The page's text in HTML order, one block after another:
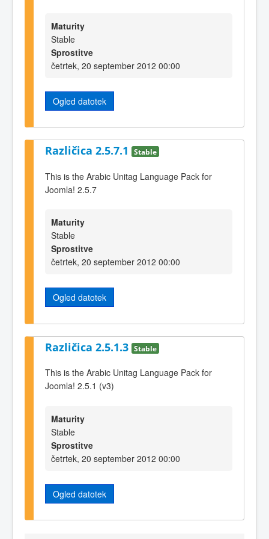
Maturity
Stable
Sprostitve
četrtek, 20 september 2012 00:00
Ogled datotek
Različica 2.5.7.1 Stable
This is the Arabic Unitag Language Pack for
Joomla! 2.5.7
Maturity
Stable
Sprostitve
četrtek, 20 september 2012 00:00
Ogled datotek
Različica 2.5.1.3 Stable
This is the Arabic Unitag Language Pack for
Joomla! 2.5.1 (v3)
Maturity
Stable
Sprostitve
četrtek, 20 september 2012 00:00
Ogled datotek